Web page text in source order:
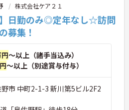
株式会社ケア２１
】日勤のみ◎定年なし☆訪問
募集！
～以上（諸手当込み）
～以上（別途賞与付与）
市 中町2-1-3 新川第5ビル2F2